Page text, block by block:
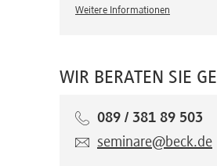
Weitere Informationen
WIR BERATEN SIE
089 / 381 89 503
seminare@beck.de